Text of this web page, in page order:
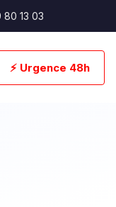
80 13 03
⚡ Urgence 48h